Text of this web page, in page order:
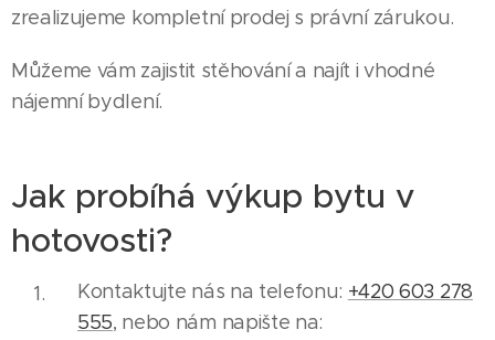
zrealizujeme kompletní prodej s právní zárukou.
Můžeme vám zajistit stěhování a najít i vhodné
nájemní bydlení.
Jak probíhá výkup bytu v
hotovosti?
Kontaktujte nás na telefonu: +420 603 278
555, nebo nám napište na: